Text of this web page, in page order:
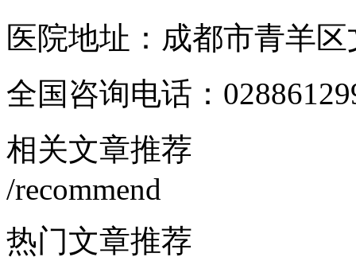
医院地址：成都市青羊
全国咨询电话：
相关文章推荐
/recommend
热门文章推荐